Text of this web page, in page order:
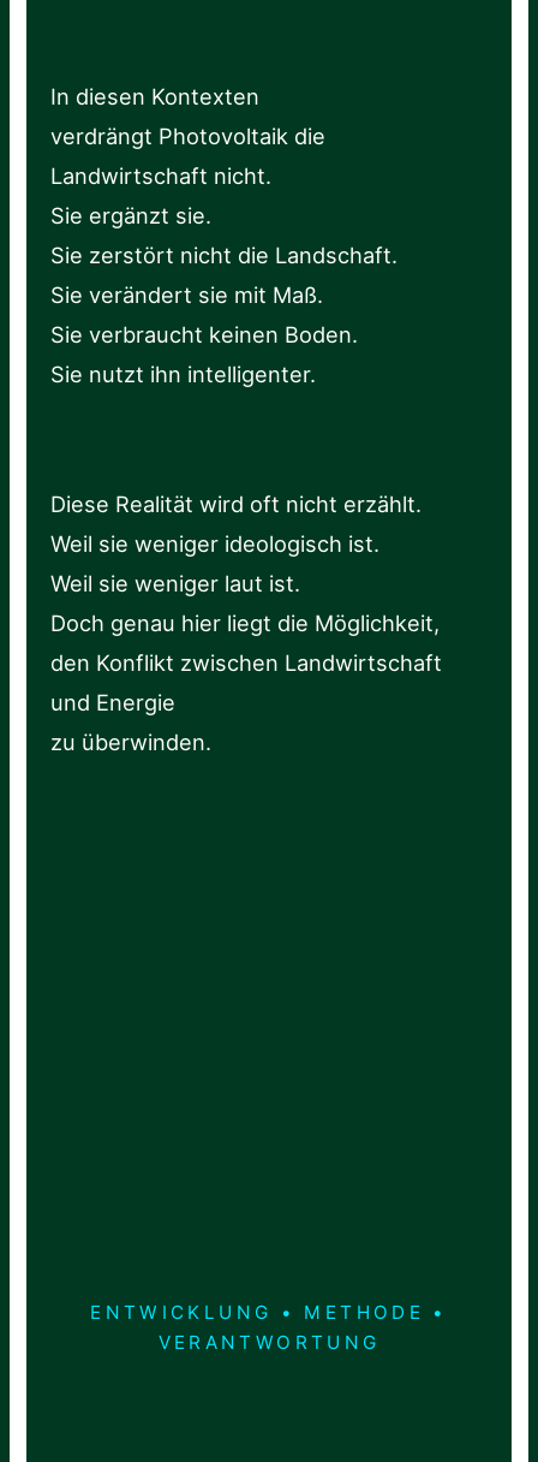
In diesen Kontexten
verdrängt Photovoltaik die
Landwirtschaft nicht.
Sie ergänzt sie.
Sie zerstört nicht die Landschaft.
Sie verändert sie mit Maß.
Sie verbraucht keinen Boden.
Sie nutzt ihn intelligenter.
Diese Realität wird oft nicht erzählt.
Weil sie weniger ideologisch ist.
Weil sie weniger laut ist.
Doch genau hier liegt die Möglichkeit,
den Konflikt zwischen Landwirtschaft
und Energie
zu überwinden.
ENTWICKLUNG • METHODE •
VERANTWORTUNG